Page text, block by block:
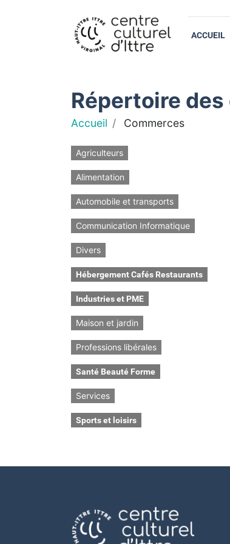
ACCUEIL
Répertoire des
Accueil Commerces
Agriculteurs
Alimentation
Automobile et transports
Communication Informatique
Divers
Hébergement Cafés Restaurants
Industries et PME
Maison et jardin
Professions libérales
Santé Beauté Forme
Services
Sports et loisirs